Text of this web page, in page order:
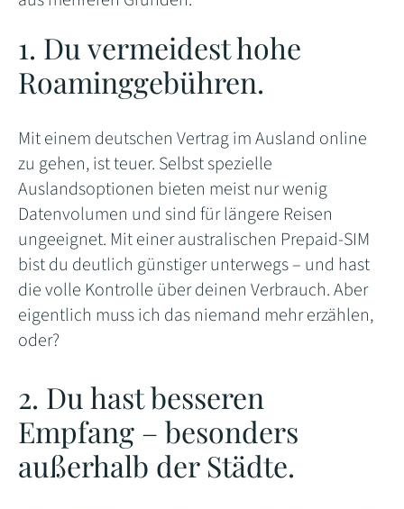
1. Du vermeidest hohe
Roaminggebühren.
Mit einem deutschen Vertrag im Ausland online
zu gehen, ist teuer. Selbst spezielle
Auslandsoptionen bieten meist nur wenig
Datenvolumen und sind für längere Reisen
ungeeignet. Mit einer australischen Prepaid-SIM
bist du deutlich günstiger unterwegs – und hast
die volle Kontrolle über deinen Verbrauch. Aber
eigentlich muss ich das niemand mehr erzählen,
oder?
2. Du hast besseren
Empfang – besonders
außerhalb der Städte.